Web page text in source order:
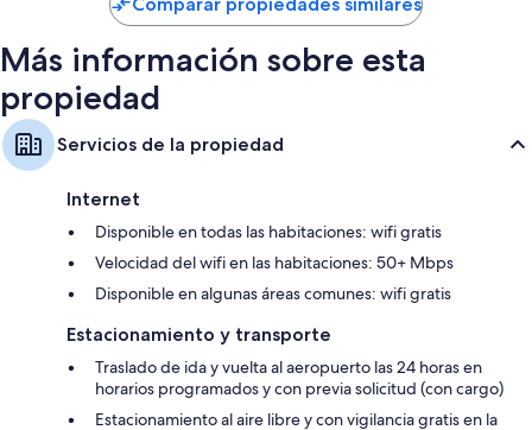
$61
Más información sobre esta
propiedad
Servicios de la propiedad
Internet
Disponible en todas las habitaciones: wifi gratis
Velocidad del wifi en las habitaciones: 50+ Mbps
Disponible en algunas áreas comunes: wifi gratis
Estacionamiento y transporte
Traslado de ida y vuelta al aeropuerto las 24 horas en
horarios programados y con previa solicitud (con cargo)
Estacionamiento al aire libre y con vigilancia gratis en la